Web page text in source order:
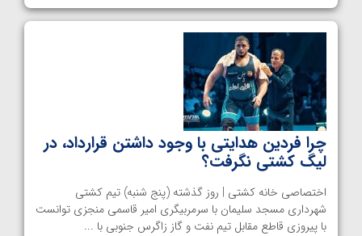
چرا فردین هدایتی با وجود داشتن قرارداد، در
لیگ کشتی نگرفت؟
اختصاصی خانه کشتی | روز گذشته (پنج شنبه) تیم کشتی
شهرداری مسجد سلیمان با سرمربیگری امیر قاسمی منجزی توانست
با پیروزی قاطع مقابل تیم نفت و گاز زاگرس جنوبی با ...